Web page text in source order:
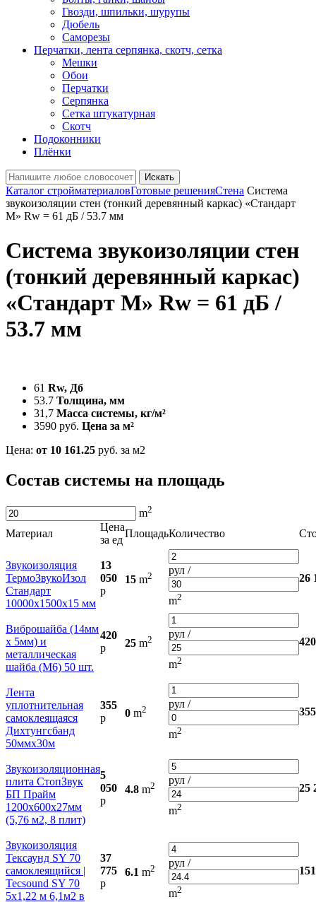
Гвозди, шпильки, шурупы
Дюбель
Саморезы
Перчатки, лента серпянка, скотч, сетка
Мешки
Обои
Перчатки
Серпянка
Сетка штукатурная
Скотч
Подоконники
Плёнки
Искать
Каталог стройматериаловГотовые решенияСтена Система
звукоизоляции стен (тонкий деревянный каркас) «Стандарт
М» Rw = 61 дБ / 53.7 мм
Система звукоизоляции стен
(тонкий деревянный каркас)
«Стандарт М» Rw = 61 дБ /
53.7 мм
61 Rw, Дб
53.7 Толщина, мм
31,7 Масса системы, кг/м²
3590 руб. Цена за м²
Цена: от 10 161.25 руб. за м2
Состав системы на площадь
m2
Материал
Цена
за ед
ПлощадьКоличество
Звукоизоляция
ТермоЗвукоИзол
Стандарт
10000х1500х15 мм
13
050
р
15 m2 рул /
m2
26
Виброшайба (14мм
х 5мм) и
металлическая
шайба (М6) 50 шт.
420
р
25 m2 рул /
m2
420
Лента
уплотнительная
самоклеящаяся
Дихтунгсбанд
50ммx30м
355
р
0 m2 рул /
m2
355
Звукоизоляционная
плита СтопЗвук
БП Прайм
1200х600х27мм
(5,76 м2, 8 плит)
5
050
р
4.8 m2 рул /
m2
25
Звукоизоляция
Тексаунд SY 70
самоклеящийся |
Tecsound SY 70
5х1,22 м 6,1м2 в
37
775
р
6.1 m2 рул /
m2